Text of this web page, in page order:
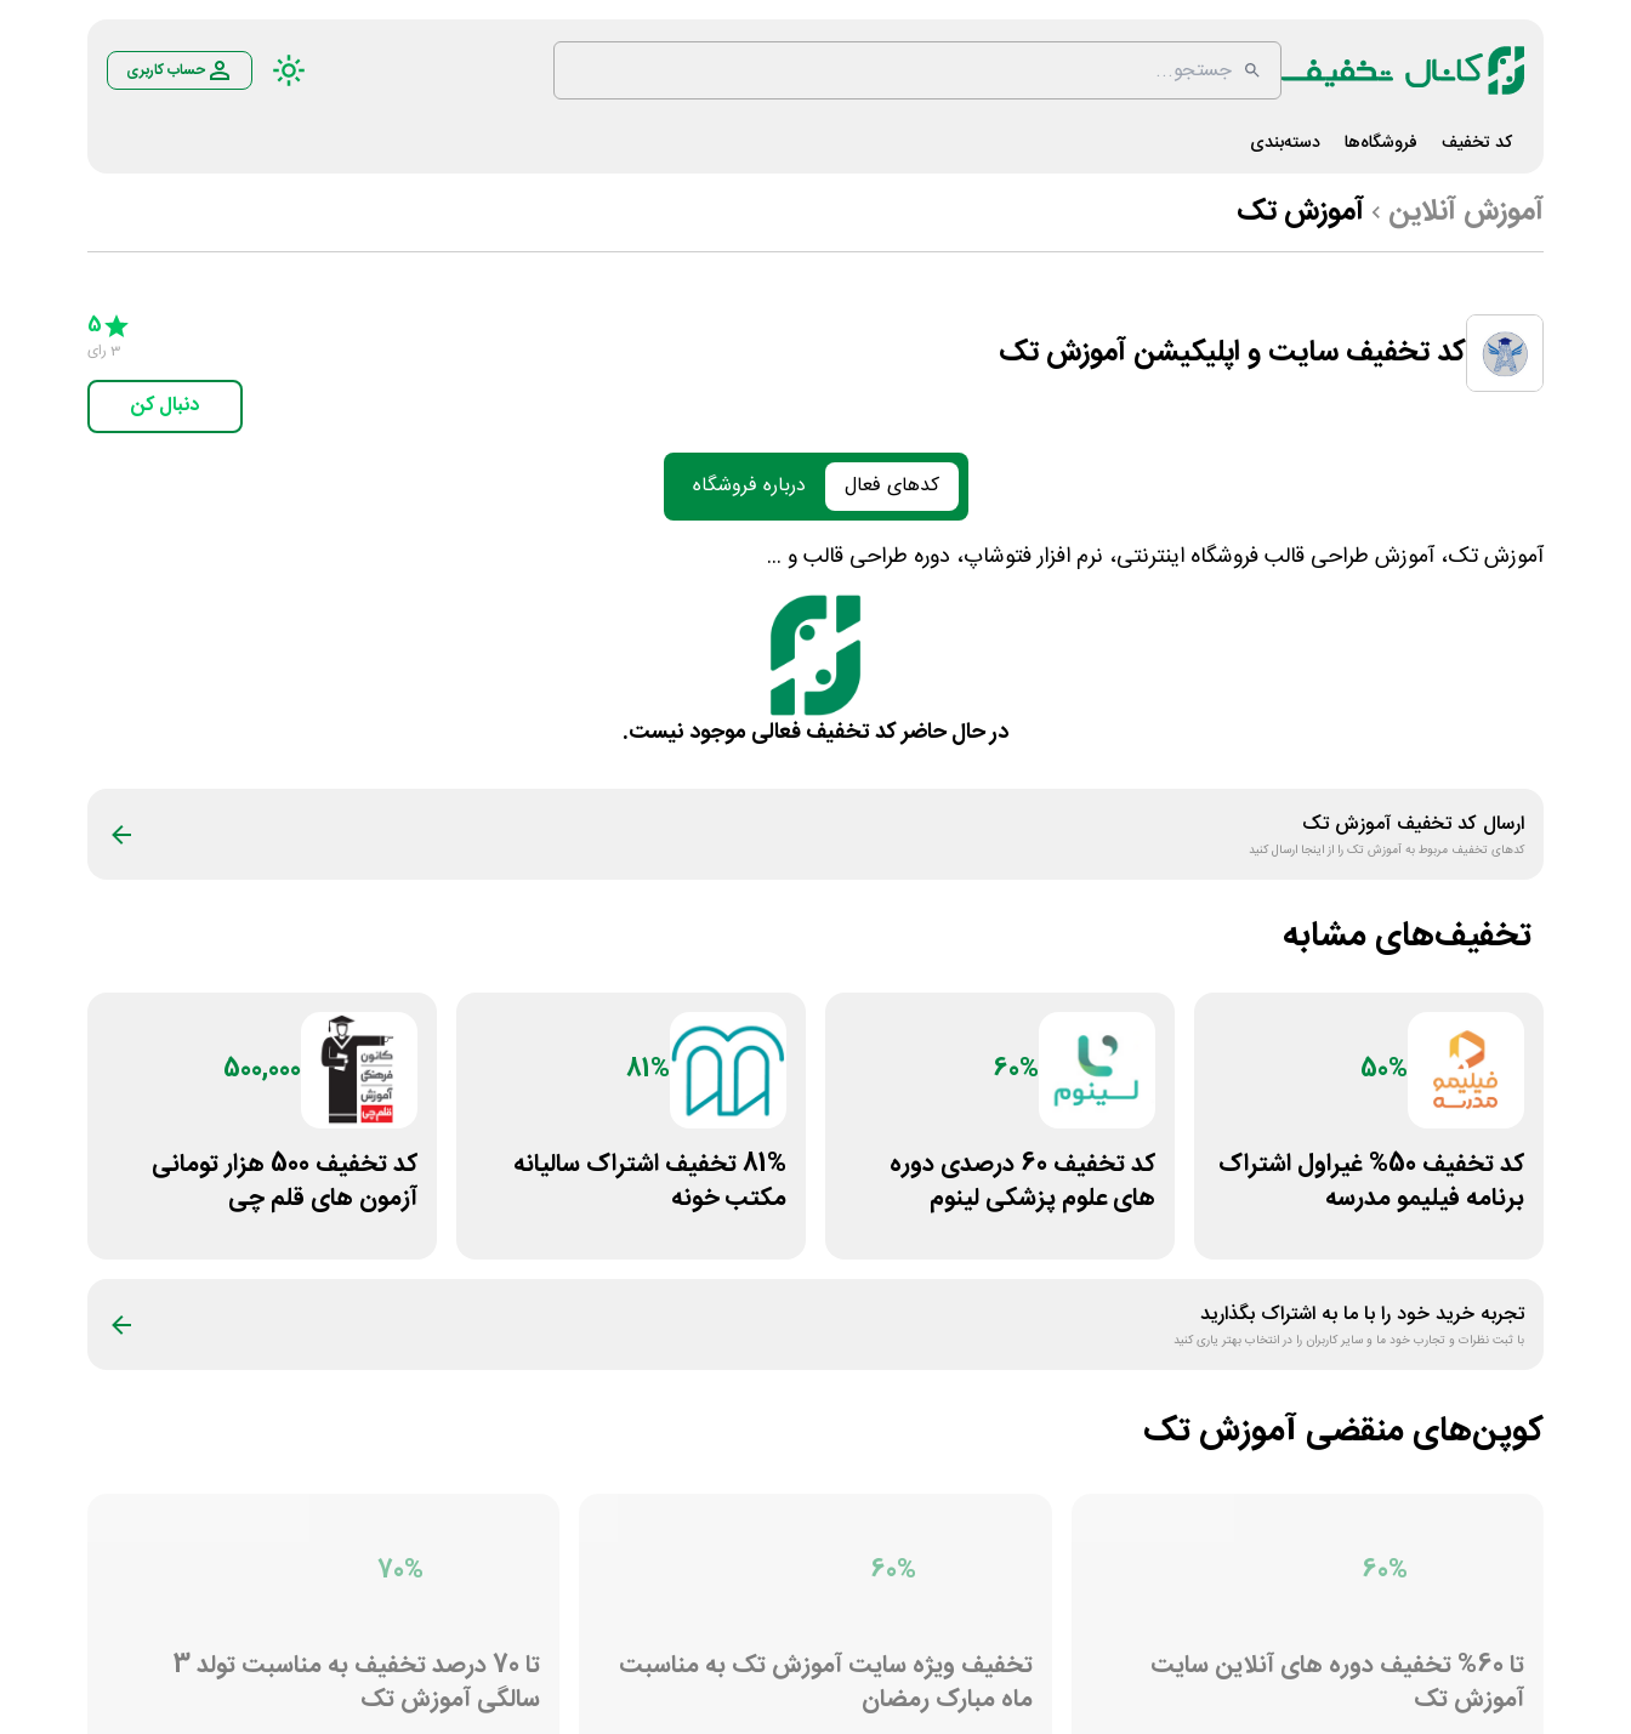
حساب کاربری
کد تخفیف فروشگاه‌ها دسته‌بندی
آموزش آنلاین آموزش تک
کد تخفیف سایت و اپلیکیشن آموزش تک
5 Stars
5
3 رای
دنبال کن
کدهای فعال درباره فروشگاه
آموزش تک، آموزش طراحی قالب فروشگاه اینترنتی، نرم افزار فتوشاپ، دوره طراحی قالب و ...
در حال حاضر کد تخفیف فعالی موجود نیست.
ارسال کد تخفیف آموزش تک
کدهای تخفیف مربوط بهآموزش تکرا از اینجا ارسال کنید
تخفیف‌های مشابه
50%
کد تخفیف 50% غیراول اشتراک
برنامه فیلیمو مدرسه
60%
کد تخفیف 60 درصدی دوره
های علوم پزشکی لینوم
81%
81% تخفیف اشتراک سالیانه
مکتب خونه
500,000
کد تخفیف 500 هزار تومانی
آزمون های قلم چی
تجربه خرید خود را با ما به اشتراک بگذارید
با ثبت نظرات و تجارب خود ما و سایر کاربران را در انتخاب بهتر یاری کنید
کوپن‌های منقضیآموزش تک
60%
تا 60% تخفیف دوره های آنلاین سایت
آموزش تک
60%
تخفیف ویژه سایت آموزش تک به مناسبت
ماه مبارک رمضان
70%
تا 70 درصد تخفیف به مناسبت تولد 3
سالگی آموزش تک